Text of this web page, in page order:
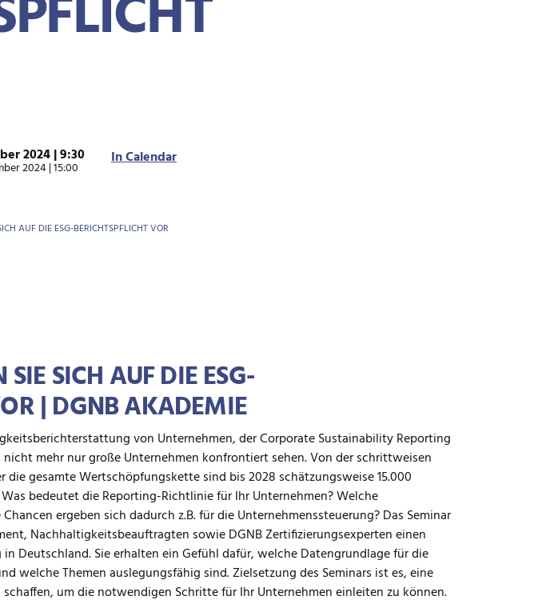
2024 | 9:30
2024 | 15:00 In Calendar
AUF DIE ESG-BERICHTSPFLICHT VOR
SIE SICH AUF DIE ESG-
| DGNB AKADEMIE
von Unternehmen, der Corporate Sustainability Reporting
mehr nur große Unternehmen konfrontiert sehen. Von der schrittweisen
gesamte Wertschöpfungskette sind bis 2028 schätzungsweise 15.000
bedeutet die Reporting-Richtlinie für Ihr Unternehmen? Welche
ergeben sich dadurch z.B. für die Unternehmenssteuerung? Das Seminar
Nachhaltigkeitsbeauftragten sowie DGNB Zertifizierungsexperten einen
Deutschland. Sie erhalten ein Gefühl dafür, welche Datengrundlage für die
welche Themen auslegungsfähig sind. Zielsetzung des Seminars ist es, eine
um die notwendigen Schritte für Ihr Unternehmen einleiten zu können.